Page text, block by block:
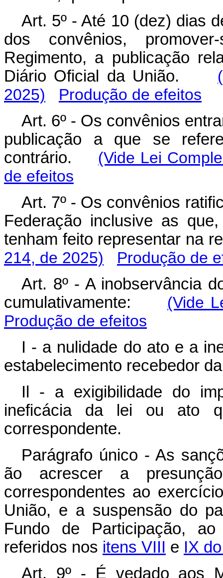
Art. 5º - Até 10 (dez) dias
dos convênios,
Regimento, a publicação
Diário Oficial da União.
2025)
Produção de efeitos
Art. 6º - Os convênios
publicação a que se
contrário. (Vide Lei
de efeitos
Art. 7º - Os convênios
Federação inclusive as
tenham feito representar
214, de 2025)
Produção de
Art. 8º - A inobservância
cumulativamente: (Vide
Produção de efeitos
I - a nulidade do ato e a
estabelecimento recebedor
Il - a exigibilidade do
ineficácia da lei ou ato
correspondente.
Parágrafo único - As
ão acrescer a
correspondentes ao
União, e a suspensão do
Fundo de Participação,
referidos nos itens VIII e IX
Art. 9º - É vedado aos